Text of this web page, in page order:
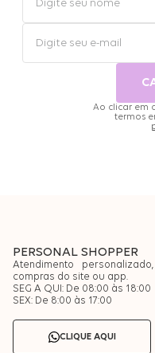
Ao clicar em
termos
PERSONAL SHOPPER
Atendimento
compras do site ou app.
SEG A QUI: De 08:00 às 18:00
SEX: De 8:00 às 17:00
CLIQUE AQUI